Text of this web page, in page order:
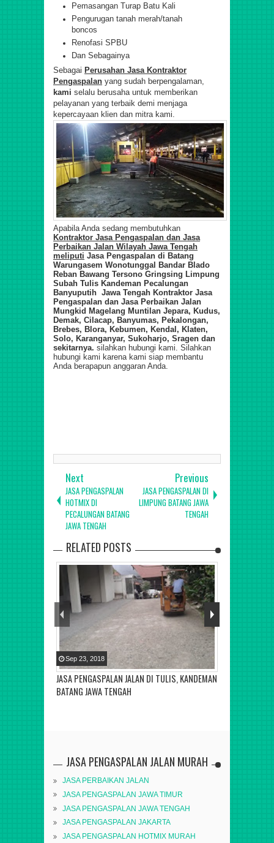
Pemasangan Turap Batu Kali
Pengurugan tanah merah/tanah
boncos
Renofasi SPBU
Dan Sebagainya
Sebagai Perusahan Jasa Kontraktor
Pengaspalan yang sudah berpengalaman,
kami selalu berusaha untuk memberikan
pelayanan yang terbaik demi menjaga
kepercayaan klien dan mitra kami.
Apabila Anda sedang membutuhkan
Kontraktor Jasa Pengaspalan dan Jasa
Perbaikan Jalan Wilayah Jawa Tengah
meliputi Jasa Pengaspalan di Batang
Warungasem Wonotunggal Bandar Blado
Reban Bawang Tersono Gringsing Limpung
Subah Tulis Kandeman Pecalungan
Banyuputih Jawa Tengah Kontraktor Jasa
Pengaspalan dan Jasa Perbaikan Jalan
Mungkid Magelang Muntilan Jepara, Kudus,
Demak, Cilacap, Banyumas, Pekalongan,
Brebes, Blora, Kebumen, Kendal, Klaten,
Solo, Karanganyar, Sukoharjo, Sragen dan
sekitarnya. silahkan hubungi kami. Silahkan
hubungi kami karena kami siap membantu
Anda berapapun anggaran Anda.
Next
JASA PENGASPALAN
HOTMIX DI
PECALUNGAN BATANG
JAWA TENGAH
Previous
JASA PENGASPALAN DI
LIMPUNG BATANG JAWA
TENGAH
RELATED POSTS
JASA PENGASPALAN JALAN DI TULIS, KANDEMAN
BATANG JAWA TENGAH
Sep 23 2018
JASA PENGASPALAN JALAN MURAH
JASA PERBAIKAN JALAN
JASA PENGASPALAN JAWA TIMUR
JASA PENGASPALAN JAWA TENGAH
JASA PENGASPALAN JAKARTA
JASA PENGASPALAN HOTMIX MURAH